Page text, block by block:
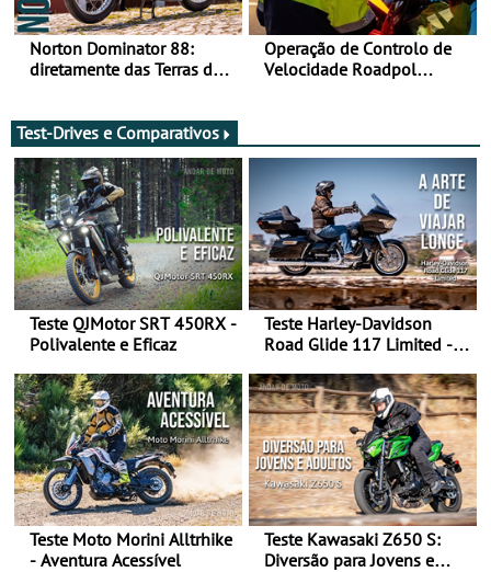
Norton Dominator 88:
diretamente das Terras de
Operação de Controlo de
Velocidade Roadpol
Test-Drives e Comparativos
Teste QJMotor SRT 450RX -
Polivalente e Eficaz
Teste Harley-Davidson
Road Glide 117 Limited - A
Teste Moto Morini Alltrhike
- Aventura Acessível
Teste Kawasaki Z650 S:
Diversão para Jovens e